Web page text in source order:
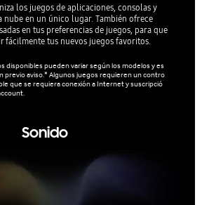
los juegos de aplicaciones, consolas y
nube en un único lugar. También ofrece
en tus preferencias de juegos, para que
fácilmente tus nuevos juegos favoritos.
disponibles pueden variar según los modelos y es
previo aviso.* Algunos juegos requieren un contro
que se requiera conexión a Internet y suscripció
Sonido